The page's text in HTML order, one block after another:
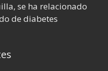
se ha relacionado
de diabetes